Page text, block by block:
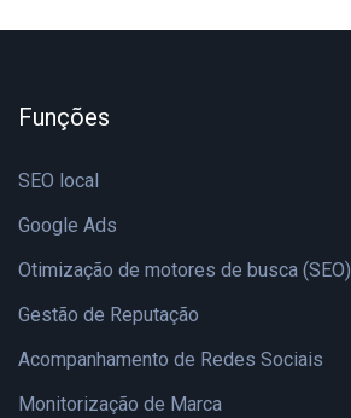
Funções
SEO local
Google Ads
Otimização de motores de busca (SEO)
Gestão de Reputação
Acompanhamento de Redes Sociais
Monitorização de Marca